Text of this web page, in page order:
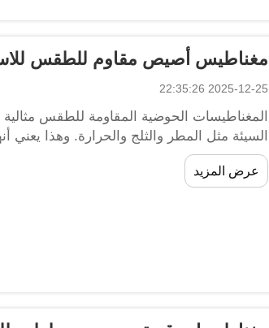
مغناطيس أصيص مقاوم للطقس
2025-12-25 22:35:26
المغناطيسات الحوضية المقاومة للطقس
السيئة مثل المطر والثلج والحرارة. وهذا يعني
الزينة. MagLand...
عرض المزيد